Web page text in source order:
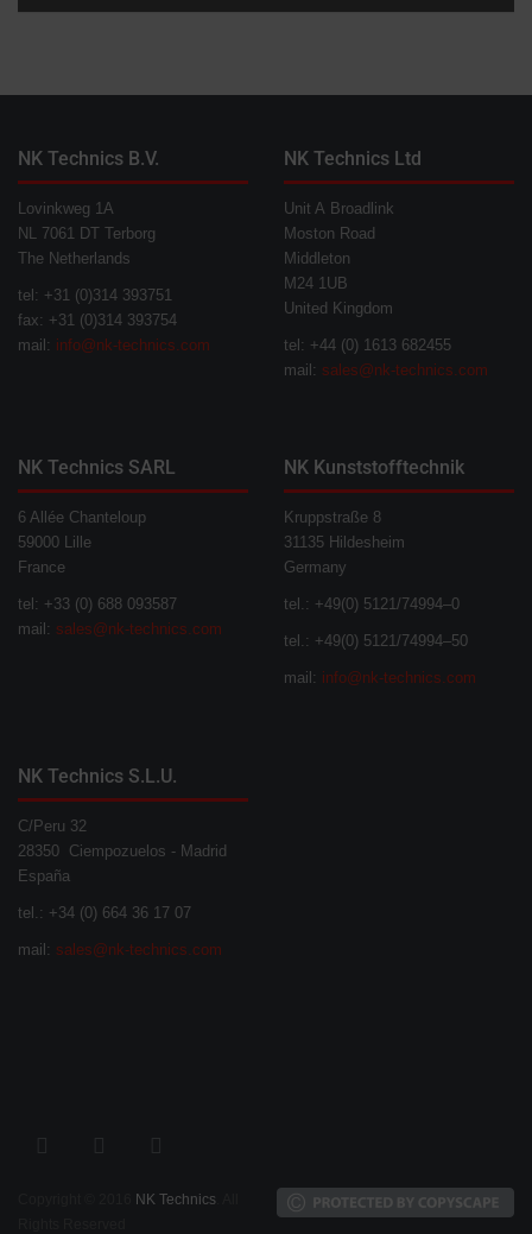
NK Technics B.V.
Lovinkweg 1A
NL 7061 DT Terborg
The Netherlands
tel: +31 (0)314 393751
fax: +31 (0)314 393754
mail: info@nk-technics.com
NK Technics Ltd
Unit A Broadlink
Moston Road
Middleton
M24 1UB
United Kingdom
tel: +44 (0) 1613 682455
mail: sales@nk-technics.com
NK Technics SARL
6 Allée Chanteloup
59000 Lille
France
tel: +33 (0) 688 093587
mail: sales@nk-technics.com
NK Kunststofftechnik
Kruppstraße 8
31135 Hildesheim
Germany
tel.: +49(0) 5121/74994–0
tel.: +49(0) 5121/74994–50
mail: info@nk-technics.com
NK Technics S.L.U.
C/Peru 32
28350 Ciempozuelos - Madrid
España
tel.: +34 (0) 664 36 17 07
mail: sales@nk-technics.com
NK Technics